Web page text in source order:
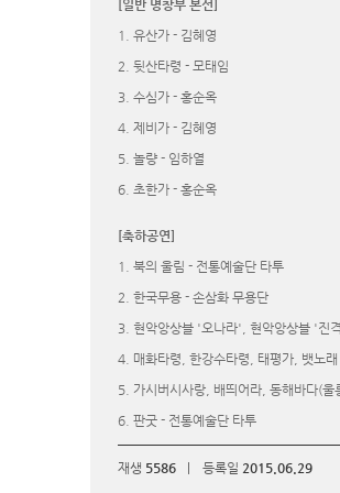
[일반 명창부 본선]
1. 유산가 - 김혜영
2. 뒷산타령 - 모태임
3. 수심가 - 홍순옥
4. 제비가 - 김혜영
5. 놀량 - 임하열
6. 초한가 - 홍순옥
[축하공연]
1. 북의 울림 - 전통예술단 타투
2. 한국무용 - 손삼화 무용단
3. 현악앙상블 '오나라', 현악앙상블 '진
4. 매화타령, 한강수타령, 태평가, 뱃노
5. 가시버시사랑, 배띄어라, 동해바다(
6. 판굿 - 전통예술단 타투
재생 5586 | 등록일 2015.06.29